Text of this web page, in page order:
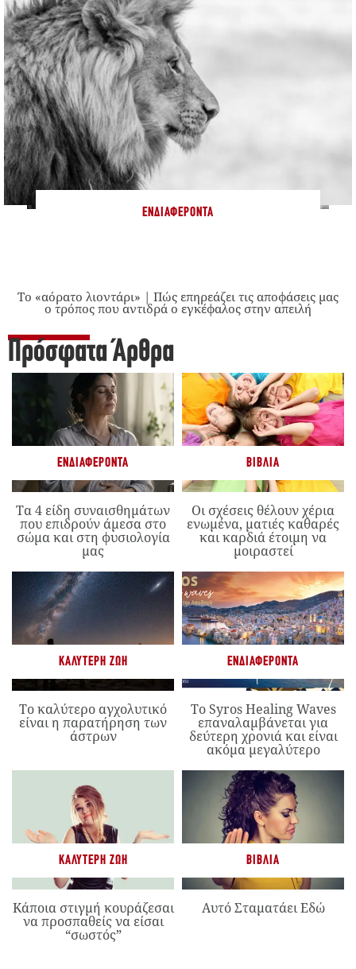
ΕΝΔΙΑΦΈΡΟΝΤΑ
Το «αόρατο λιοντάρι» | Πώς επηρεάζει τις αποφάσεις μας
ο τρόπος που αντιδρά ο εγκέφαλος στην απειλή
Πρόσφατα Άρθρα
ΕΝΔΙΑΦΈΡΟΝΤΑ
Τα 4 είδη συναισθημάτων
που επιδρούν άμεσα στο
σώμα και στη φυσιολογία
μας
ΒΙΒΛΊΑ
Οι σχέσεις θέλουν χέρια
ενωμένα, ματιές καθαρές
και καρδιά έτοιμη να
μοιραστεί
ΚΑΛΎΤΕΡΗ ΖΩΉ
Το καλύτερο αγχολυτικό
είναι η παρατήρηση των
άστρων
ΕΝΔΙΑΦΈΡΟΝΤΑ
Το Syros Healing Waves
επαναλαμβάνεται για
δεύτερη χρονιά και είναι
ακόμα μεγαλύτερο
ΚΑΛΎΤΕΡΗ ΖΩΉ
Κάποια στιγμή κουράζεσαι
να προσπαθείς να είσαι
“σωστός”
ΒΙΒΛΊΑ
Αυτό Σταματάει Εδώ